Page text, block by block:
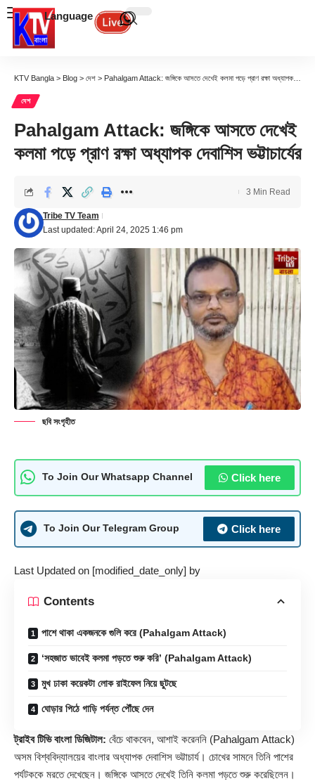
Language
KTV Bangla > Blog > দেশ > Pahalgam Attack: জঙ্গিকে আসতে দেখেই কলমা পড়ে প্রাণ রক্ষা অধ্যাপক দেবাশিস ভট্টাচার্যের
দেশ
Pahalgam Attack: জঙ্গিকে আসতে দেখেই
কলমা পড়ে প্রাণ রক্ষা অধ্যাপক দেবাশিস ভট্টাচার্যের
Last updated: April 24, 2025 1:46 pm
Tribe TV Team
3 Min Read
ছবি সংগৃহীত
To Join Our Whatsapp Channel Click here
To Join Our Telegram Group Click here
Last Updated on [modified_date_only] by
Contents
পাশে থাকা একজনকে গুলি করে (Pahalgam Attack)
‘সহজাত ভাবেই কলমা পড়তে শুরু করি’ (Pahalgam Attack)
মুখ ঢাকা কয়েকটা লোক রাইফেল নিয়ে ছুটছে
ঘোড়ার পিঠে গাড়ি পর্যন্ত পৌঁছে দেন
ট্রাইব টিভি বাংলা ডিজিটাল: বেঁচে থাকবেন, আশাই করেননি (Pahalgam Attack)
অসম বিশ্ববিদ্যালয়ের বাংলার অধ্যাপক দেবাশিস ভট্টাচার্য। চোখের সামনে তিনি পাশের
পর্যটককে মরতে দেখেছেন। জঙ্গিকে আসতে দেখেই তিনি কলমা পড়তে শুরু করেছিলেন।